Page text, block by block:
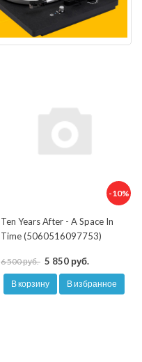
-10%
Ten Years After - A Space In
Time (5060516097753)
6 500 руб. 5 850 руб.
В корзину В избранное